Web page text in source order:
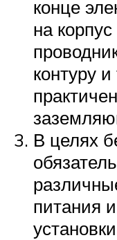
конце
на
контуру
В целях
питания